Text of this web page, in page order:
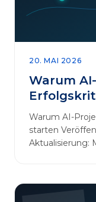
20. MAI 2026
Warum
Warum AI-
starten
Aktualisierung:
automatisieren
verschaffen.